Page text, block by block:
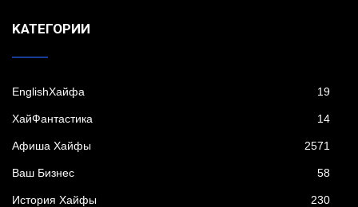
KАТЕГОРИИ
EnglishХайфа 19
XайФантастика 14
Афиша Хайфы 2571
Ваш Бизнес 58
История Хайфы 230